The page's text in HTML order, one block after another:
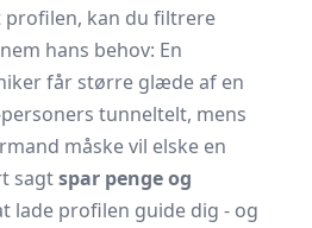
kan du filtrere
hans behov: En
får større glæde af en
tunneltelt, mens
måske vil elske en
sagtspar penge og
lade profilen guide dig - og